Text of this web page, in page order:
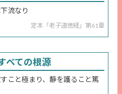
流なり
定本「老子道徳経」第61章
べての根源
こと極まり、静を護ること篤